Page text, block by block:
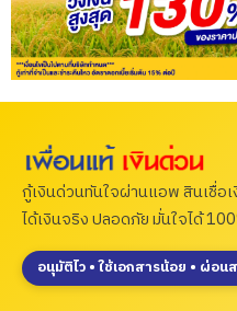
กู้เงินด่วนทันใจผ่านแอพ สินเชื่อ
ได้เงินจริง ปลอดภัย มั่นใจได้
อนุมัติไว • ใช้เอกสารน้อย • ผ่อน